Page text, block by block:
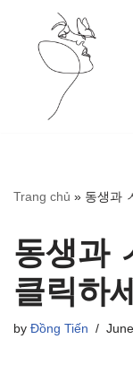
Skip
Trang chủ » 동생과
동생과
클릭하
by Đồng Tiến